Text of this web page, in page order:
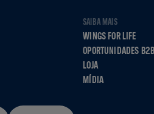
SAIBA MAIS
WINGS FOR LIFE
OPORTUNIDADES B2B
LOJA
MÍDIA